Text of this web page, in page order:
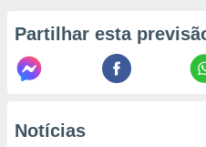
em “
na
Partilhar esta
Notícias